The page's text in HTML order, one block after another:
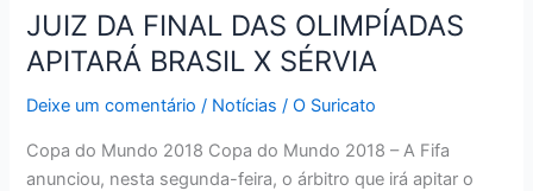
JUIZ DA FINAL DAS OLIMPÍADAS
APITARÁ BRASIL X SÉRVIA
Deixe um comentário / Notícias /O Suricato
Copa do Mundo 2018 Copa do Mundo 2018 – A Fifa
anunciou, nesta segunda-feira, o árbitro que irá apitar o